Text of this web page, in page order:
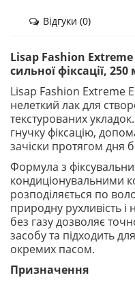
Відгуки (0)
Lisap Fashion
сильної фіксації, 250
Lisap Fashion Extreme
нелеткий лак для
текстурованих
гнучку фіксацію,
зачіски протягом дня
Формула з
кондиціонувальними
розподіляється по
природну рухливість і
без газу дозволяє
засобу та підходить для
окремих пасом.
Призначення